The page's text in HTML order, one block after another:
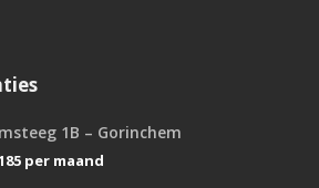
1B – Gorinchem
per maand